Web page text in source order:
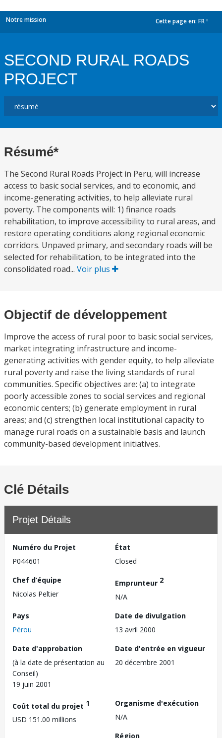
Notre mission Cette page en: FR
SECOND RURAL ROADS
PROJECT
Résumé*
The Second Rural Roads Project in Peru, will increase
access to basic social services, and to economic, and
income-generating activities, to help alleviate rural
poverty. The components will: 1) finance roads
rehabilitation, to improve accessibility to rural areas, and
restore operating conditions along regional economic
corridors. Unpaved primary, and secondary roads will be
selected for rehabilitation, to be integrated into the
consolidated road... Voir plus
Objectif de développement
Improve the access of rural poor to basic social services,
market integrating infrastructure and income-
generating activities with gender equity, to help alleviate
rural poverty and raise the living standards of rural
communities. Specific objectives are: (a) to integrate
poorly accessible zones to social services and regional
economic centers; (b) generate employment in rural
areas; and (c) strengthen local institutional capacity to
manage rural roads on a sustainable basis and launch
community-based development initiatives.
Clé Détails
Projet Détails
Numéro du Projet
P044601
État
Closed
Chef d’équipe
Nicolas Peltier
Emprunteur 2
N/A
Pays
Pérou
Date de divulgation
13 avril 2000
Date d'approbation
(à la date de présentation au
Conseil)
19 juin 2001
Date d'entrée en vigueur
20 décembre 2001
Coût total du projet 1
USD 151.00 millions
Organisme d'exécution
N/A
Région